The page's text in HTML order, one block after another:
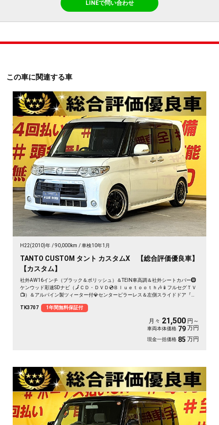
LINEで問い合わせ
この車に関連する車
H22(2010)年 90,000km 車検10年1月
TANTO CUSTOM タント カスタムX 【総合評価優良車】
【カスタム】
社外AW16インチ（ブラック＆ポリッシュ）＆TEIN車高調＆社外シートカバー🛞
ケンウッド彩速SDナビ（🗾ＣＤ・ＤＶＤ💿Ｂｌｕｅｔｏｏｔｈ🎶📱フルセグＴＶ
📺）＆アルパイン製ツィーター付💎センターピラーレス＆左側スライドドア『ミ
利👪リアシートアレンジ次第でラゲッジスペースも自在な万能車輌😲🔦夜間走行
TK3707 1年間無料保証付
月々 21,500 円～
車両本体価格 79 万円
現金一括価格 85 万円